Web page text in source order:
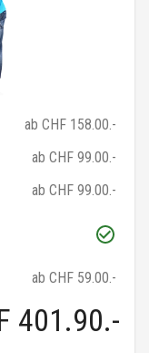
ab CHF 158.00.-
ab CHF 99.00.-
ab CHF 99.00.-
ab CHF 59.00.-
401.90.-